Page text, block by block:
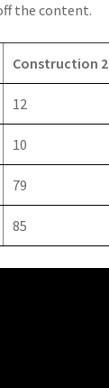
the content.
Construction 2
12
10
79
85